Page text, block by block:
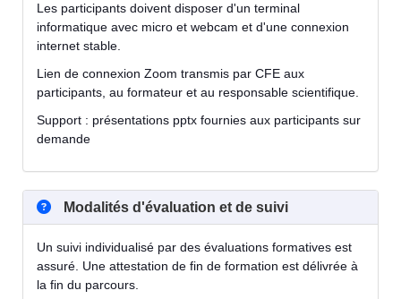
Les participants doivent disposer d'un terminal
informatique avec micro et webcam et d'une connexion
internet stable.
Lien de connexion Zoom transmis par CFE aux
participants, au formateur et au responsable scientifique.
Support : présentations pptx fournies aux participants sur
demande
Modalités d'évaluation et de suivi
Un suivi individualisé par des évaluations formatives est
assuré. Une attestation de fin de formation est délivrée à
la fin du parcours.